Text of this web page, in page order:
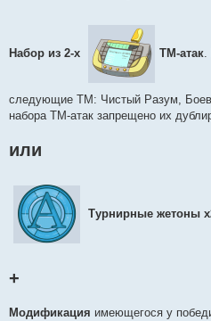
Набор из 2-х ТМ-атак.
следующие ТМ: Чистый Разум,
набора ТМ-атак запрещено их
или
Турнирные жетоны
+
Модификация имеющегося у